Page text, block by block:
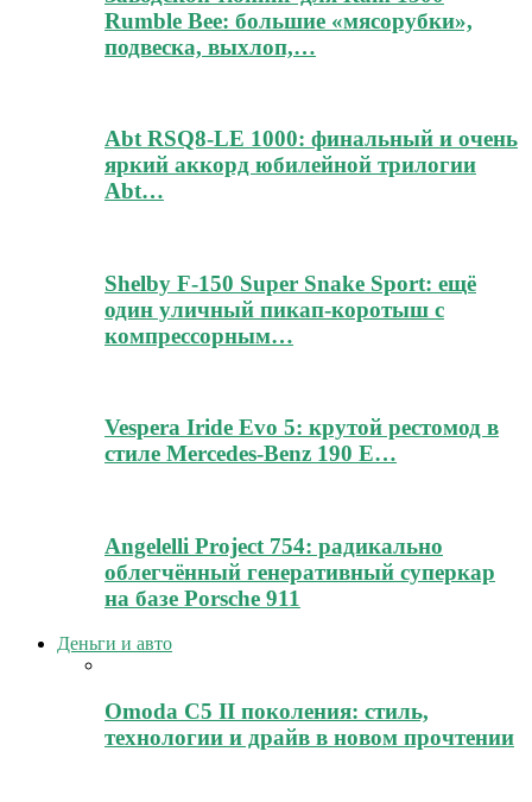
Rumble Bee: большие «мясорубки»,
подвеска, выхлоп,…
Abt RSQ8-LE 1000: финальный и очень
яркий аккорд юбилейной трилогии
Abt…
Shelby F-150 Super Snake Sport: ещё
один уличный пикап-коротыш с
компрессорным…
Vespera Iride Evo 5: крутой рестомод в
стиле Mercedes-Benz 190 E…
Angelelli Project 754: радикально
облегчённый генеративный суперкар
на базе Porsche 911
Деньги и авто
Omoda C5 II поколения: стиль,
технологии и драйв в новом прочтении